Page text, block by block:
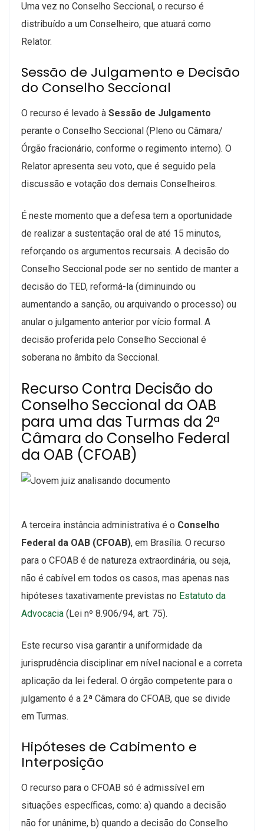
Uma vez no Conselho Seccional, o recurso é
distribuído a um Conselheiro, que atuará como
Relator.
Sessão de Julgamento e Decisão
do Conselho Seccional
O recurso é levado à Sessão de Julgamento
perante o Conselho Seccional (Pleno ou Câmara/
Órgão fracionário, conforme o regimento interno). O
Relator apresenta seu voto, que é seguido pela
discussão e votação dos demais Conselheiros.
É neste momento que a defesa tem a oportunidade
de realizar a sustentação oral de até 15 minutos,
reforçando os argumentos recursais. A decisão do
Conselho Seccional pode ser no sentido de manter a
decisão do TED, reformá-la (diminuindo ou
aumentando a sanção, ou arquivando o processo) ou
anular o julgamento anterior por vício formal. A
decisão proferida pelo Conselho Seccional é
soberana no âmbito da Seccional.
Recurso Contra Decisão do
Conselho Seccional da OAB
para uma das Turmas da 2ª
Câmara do Conselho Federal
da OAB (CFOAB)
A terceira instância administrativa é o Conselho
Federal da OAB (CFOAB), em Brasília. O recurso
para o CFOAB é de natureza extraordinária, ou seja,
não é cabível em todos os casos, mas apenas nas
hipóteses taxativamente previstas no Estatuto da
Advocacia (Lei nº 8.906/94, art. 75).
Este recurso visa garantir a uniformidade da
jurisprudência disciplinar em nível nacional e a correta
aplicação da lei federal. O órgão competente para o
julgamento é a 2ª Câmara do CFOAB, que se divide
em Turmas.
Hipóteses de Cabimento e
Interposição
O recurso para o CFOAB só é admissível em
situações específicas, como: a) quando a decisão
não for unânime, b) quando a decisão do Conselho